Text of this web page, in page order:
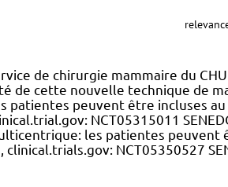
de chirurgie mammaire du
de cette nouvelle technique de
peuvent être incluses au
NCT05315011
les patientes peuvent
NCT05350527